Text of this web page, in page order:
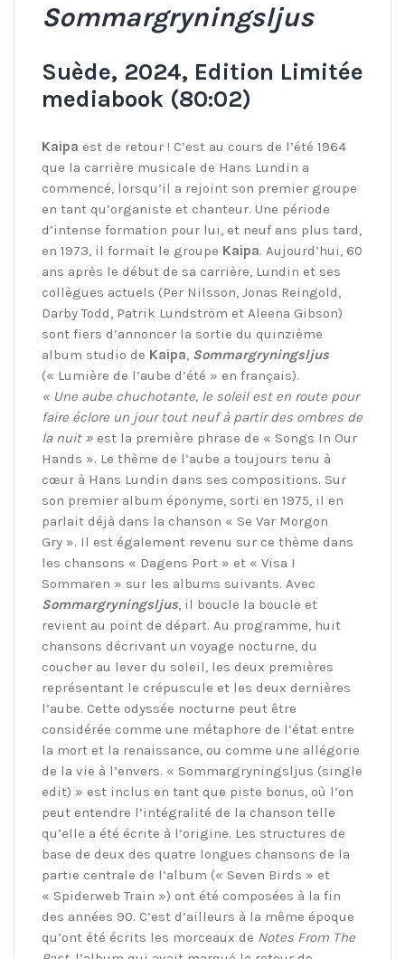
Sommargryningsljus
Suède, 2024, Edition Limitée
mediabook (80:02)
Kaipa est de retour ! C’est au cours de l’été 1964
que la carrière musicale de Hans Lundin a
commencé, lorsqu’il a rejoint son premier groupe
en tant qu’organiste et chanteur. Une période
d’intense formation pour lui, et neuf ans plus tard,
en 1973, il formait le groupe Kaipa. Aujourd’hui, 60
ans après le début de sa carrière, Lundin et ses
collègues actuels (Per Nilsson, Jonas Reingold,
Darby Todd, Patrik Lundström et Aleena Gibson)
sont fiers d’annoncer la sortie du quinzième
album studio de Kaipa, Sommargryningsljus
(« Lumière de l’aube d’été » en français).
« Une aube chuchotante, le soleil est en route pour
faire éclore un jour tout neuf à partir des ombres de
la nuit » est la première phrase de « Songs In Our
Hands ». Le thème de l’aube a toujours tenu à
cœur à Hans Lundin dans ses compositions. Sur
son premier album éponyme, sorti en 1975, il en
parlait déjà dans la chanson « Se Var Morgon
Gry ». Il est également revenu sur ce thème dans
les chansons « Dagens Port » et « Visa I
Sommaren » sur les albums suivants. Avec
Sommargryningsljus, il boucle la boucle et
revient au point de départ. Au programme, huit
chansons décrivant un voyage nocturne, du
coucher au lever du soleil, les deux premières
représentant le crépuscule et les deux dernières
l’aube. Cette odyssée nocturne peut être
considérée comme une métaphore de l’état entre
la mort et la renaissance, ou comme une allégorie
de la vie à l’envers. « Sommargryningsljus (single
edit) » est inclus en tant que piste bonus, où l’on
peut entendre l’intégralité de la chanson telle
qu’elle a été écrite à l’origine. Les structures de
base de deux des quatre longues chansons de la
partie centrale de l’album (« Seven Birds » et
« Spiderweb Train ») ont été composées à la fin
des années 90. C’est d’ailleurs à la même époque
qu’ont été écrits les morceaux de Notes From The